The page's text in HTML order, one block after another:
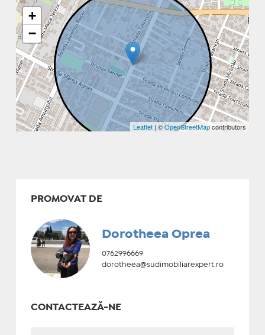
+
−
Leaflet | ©OpenStreetMapcontributors
PROMOVAT DE
Dorotheea Oprea
0762996669
dorotheea@sudimobiliarexpert.ro
CONTACTEAZĂ-NE